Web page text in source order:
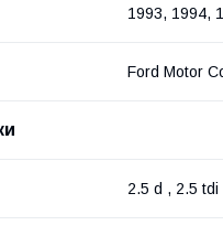
1993, 1994,
Ford Motor
2.5 d , 2.5 tdi